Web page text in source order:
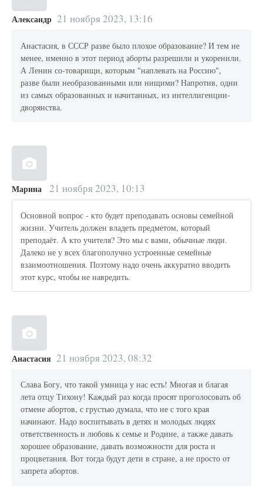
Александр 21 ноября 2023, 13:16
Анастасия, в СССР разве было плохое образование? И тем не
менее, именно в этот период аборты разрешили и укоренили.
А Ленин со-товарищи, которым "наплевать на Россию",
разве были необразованными или нищими? Напротив, одни
из самых образованных и начитанных, из интеллигенции-
дворянства.
Марина 21 ноября 2023, 10:13
Основной вопрос - кто будет преподавать основы семейной
жизни. Учитель должен владеть предметом, который
преподаёт. А кто учителя? Это мы с вами, обычные люди.
Далеко не у всех благополучно устроенные семейные
взаимоотношения. Поэтому надо очень аккуратно вводить
этот курс, чтобы не навредить.
Анастасия 21 ноября 2023, 08:32
Слава Богу, что такой умница у нас есть! Многая и благая
лета отцу Тихону! Каждый раз когда просят проголосовать об
отмене абортов, с грустью думала, что не с того края
начинают. Надо воспитывать в детях и молодых людях
ответственность и любовь к семье и Родине, а также давать
хорошее образование, давать возможности для роста и
процветания. Вот тогда будут дети в стране, а не просто от
запрета абортов.